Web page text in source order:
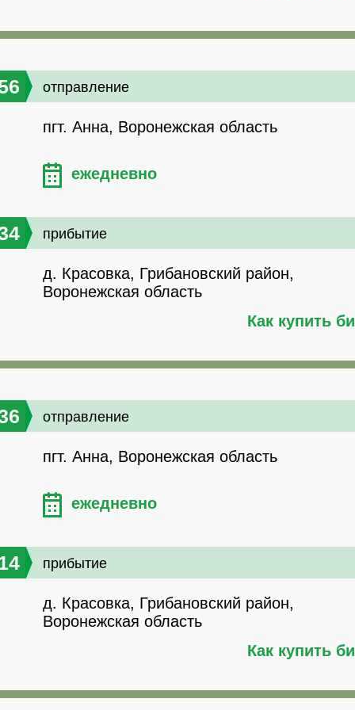
отправление
пгт. Анна, Воронежская область
ежедневно
прибытие
д. Красовка, Грибановский район,
Воронежская область
Как купить
отправление
пгт. Анна, Воронежская область
ежедневно
прибытие
д. Красовка, Грибановский район,
Воронежская область
Как купить